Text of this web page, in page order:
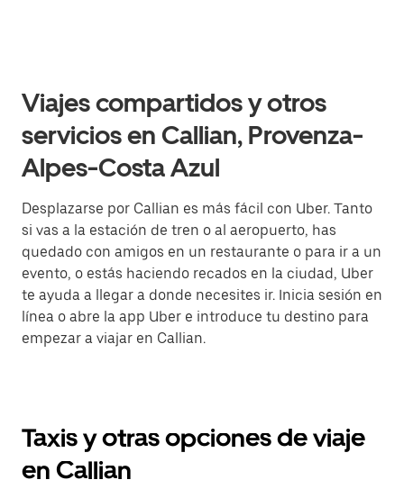
Viajes compartidos y otros
servicios en Callian, Provenza-
Alpes-Costa Azul
Desplazarse por Callian es más fácil con Uber. Tanto
si vas a la estación de tren o al aeropuerto, has
quedado con amigos en un restaurante o para ir a un
evento, o estás haciendo recados en la ciudad, Uber
te ayuda a llegar a donde necesites ir. Inicia sesión en
línea o abre la app Uber e introduce tu destino para
empezar a viajar en Callian.
Taxis y otras opciones de viaje
en Callian